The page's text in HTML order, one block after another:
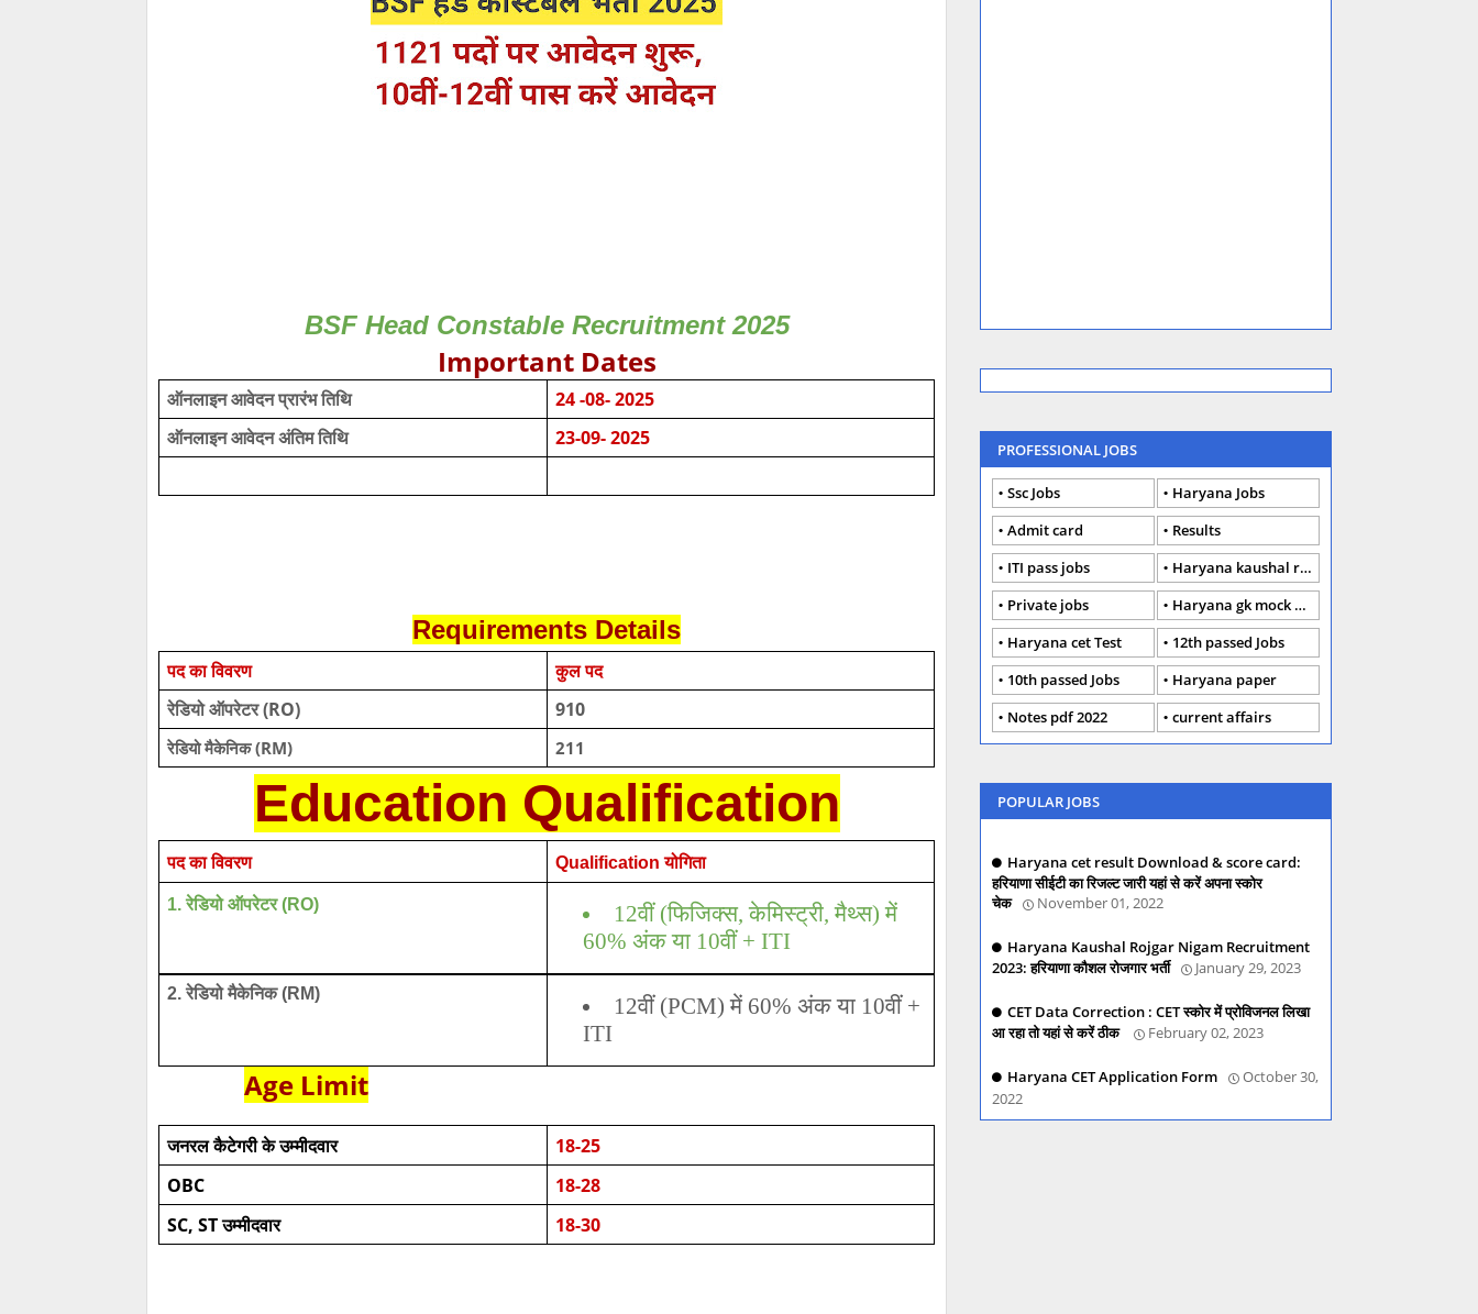
BSF Head Constable Recruitment 2025
Important Dates
ऑनलाइन आवेदन प्रारंभ तिथि
24 -08- 2025
ऑनलाइन आवेदन अंतिम तिथि
23-09- 2025
Requirements Details
पद का विवरण
कुल पद
रेडियो ऑपरेटर (RO)
910
रेडियो मैकेनिक (RM) 211
Education Qualification
पद का विवरण Qualification योगिता
1. रेडियो ऑपरेटर (RO)
12वीं (फिजिक्स, केमिस्ट्री, मैथ्स) में
60% अंक या 10वीं + ITI
2. रेडियो मैकेनिक (RM)
12वीं (PCM) में 60% अंक या 10वीं +
ITI
Age Limit
जनरल कैटेगरी के उम्मीदवार
18-25
OBC
18-28
SC, ST उम्मीदवार
18-30
PROFESSIONAL JOBS
Ssc Jobs
Haryana Jobs
Admit card
Results
ITI pass jobs
Haryana kaushal rojgar
Private jobs
Haryana gk mock Test
Haryana cet Test
12th passed Jobs
10th passed Jobs
Haryana paper
Notes pdf 2022
current affairs
POPULAR JOBS
Haryana cet result Download & score card:
हरियाणा सीईटी का रिजल्ट जारी यहां से करें अपना स्कोर
चेक
November 01, 2022
Haryana Kaushal Rojgar Nigam Recruitment
2023: हरियाणा कौशल रोजगार भर्ती
January 29, 2023
CET Data Correction : CET स्कोर में प्रोविजनल लिखा
आ रहा तो यहां से करें ठीक
February 02, 2023
Haryana CET Application Form
October 30,
2022